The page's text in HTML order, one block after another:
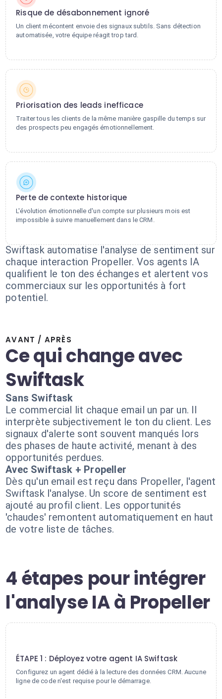
Risque de désabonnement ignoré
Un client mécontent envoie des signaux subtils. Sans détection
automatisée, votre équipe réagit trop tard.
Priorisation des leads inefficace
Traiter tous les clients de la même manière gaspille du temps sur
des prospects peu engagés émotionnellement.
Perte de contexte historique
L'évolution émotionnelle d'un compte sur plusieurs mois est
impossible à suivre manuellement dans le CRM.
Swiftask automatise l'analyse de sentiment sur
chaque interaction Propeller. Vos agents IA
qualifient le ton des échanges et alertent vos
commerciaux sur les opportunités à fort
potentiel.
AVANT / APRÈS
Ce qui change avec
Swiftask
Sans Swiftask
Le commercial lit chaque email un par un. Il
interprète subjectivement le ton du client. Les
signaux d'alerte sont souvent manqués lors
des phases de haute activité, menant à des
opportunités perdues.
Avec Swiftask + Propeller
Dès qu'un email est reçu dans Propeller, l'agent
Swiftask l'analyse. Un score de sentiment est
ajouté au profil client. Les opportunités
'chaudes' remontent automatiquement en haut
de votre liste de tâches.
4 étapes pour intégrer
l'analyse IA à Propeller
ÉTAPE 1 : Déployez votre agent IA Swiftask
Configurez un agent dédié à la lecture des données CRM. Aucune
ligne de code n'est requise pour le démarrage.